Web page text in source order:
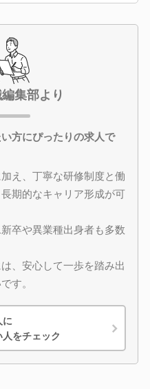
集部より
方にぴったりの求人で
え、丁寧な研修制度と働
期的なキャリア形成が可
卒や異業種出身者も多数
、安心して一歩を踏み出
す。
に
をチェック